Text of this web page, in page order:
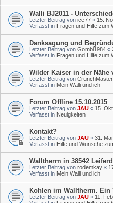
Walli BJ2011 -
Letzter Beitrag von ice77 « 15.
Verfasst in Fragen und Hilfe zum
Danksagung und
Letzter Beitrag von Gombi1984 «
Verfasst in Fragen und Hilfe zum
Wilder Kaiser in der Nähe
Letzter Beitrag von CrunchMaster
Verfasst in Mein Walli und ich
Forum Offline 15.10.2015
Letzter Beitrag von JAU « 15.
Verfasst in Neuigkeiten
Kontakt?
Letzter Beitrag von JAU « 31.
Verfasst in Hilfe und Wünsche
Walltherm in 38542
Letzter Beitrag von rodemkay «
Verfasst in Mein Walli und ich
Kohlen im Walltherm. Ein
Letzter Beitrag von JAU « 11.